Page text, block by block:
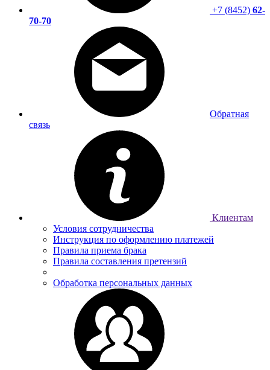
+7 (8452) 62-
70-70
Обратная
связь
Клиентам
Условия сотрудничества
Инструкция по оформлению платежей
Правила приема брака
Правила составления претензий
Обработка персональных данных